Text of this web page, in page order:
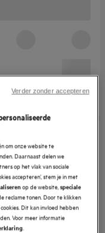
om onze website te
Daarnaast delen we
op het vlak van sociale
accepteren’, stem je in met
op de website,speciale
reclame tonen. Door te klikken
Dit kan invloed hebben
Voor meer informatie
.
Verder zonder accepteren